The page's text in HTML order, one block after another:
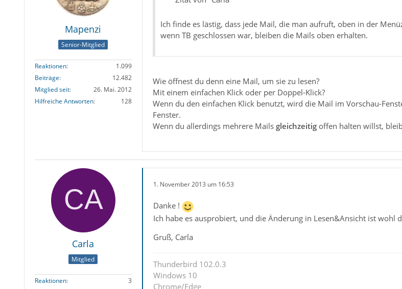
Mapenzi
Senior-Mitglied
Reaktionen
1.099
Beiträge
12.482
Mitglied seit
26. Mai. 2012
Hilfreiche Antworten
128
Ich finde es lästig, dass jede Mail, die man aufruft, oben in der
wenn TB geschlossen war, bleiben die Mails oben erhalten.
Wie öffnest du denn eine Mail, um sie zu lesen?
Mit einem einfachen Klick oder per Doppel-Klick?
Wenn du den einfachen Klick benutzt, wird die Mail im Vorschau-
Fenster.
Wenn du allerdings mehrere Mails gleichzeitigoffen halten willst,
Carla
Mitglied
Reaktionen
3
1. November 2013 um 16:53
Danke !
Ich habe es ausprobiert, und die Änderung in Lesen&Ansicht ist wohl
Gruß, Carla
Thunderbird 102.0.3
Windows 10
Chrome/Edge